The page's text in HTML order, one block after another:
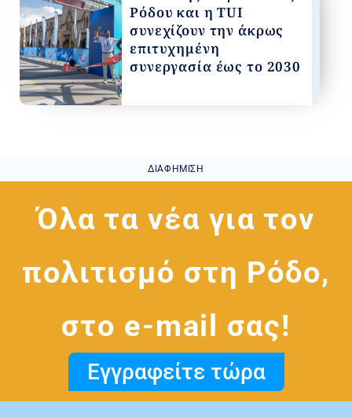
Ρόδου και η TUI
συνεχίζουν την άκρως
επιτυχημένη
συνεργασία έως το 2030
ΔΙΑΦΉΜΙΣΗ
Όλα τα νέα για τον
πολιτισμό στη Ρόδο,
στο e-mail σας!
Εγγραφείτε τώρα